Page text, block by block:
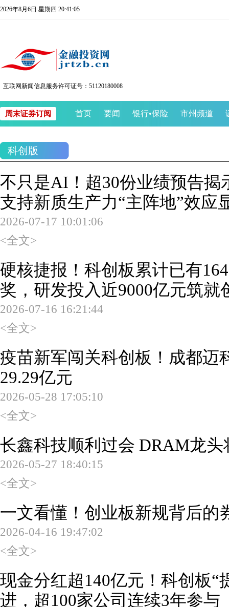
2026年8月6日 星期四 20:41:05
互联网新闻信息服务许可证号：51120180008
周末证券订阅 首页 要闻 银行•保险 市州频道
科创版
不只是AI！超30份业绩预告揭
支持新质生产力“主阵地”效应
2026-07-17 10:01:06
<全文>
硬核捷报！科创板累计已有
奖，研发投入近9000亿元筑就
2026-07-16 16:21:44
<全文>
疫苗新军闯关科创板！成都迈
29.29亿元
2026-05-28 17:05:10
<全文>
长鑫科技顺利过会 DRAM龙
2026-05-27 18:40:15
<全文>
一文看懂！创业板新规背后的
2026-04-16 19:47:02
<全文>
现金分红超140亿元！科创板“
进，超100家公司连续3年参与